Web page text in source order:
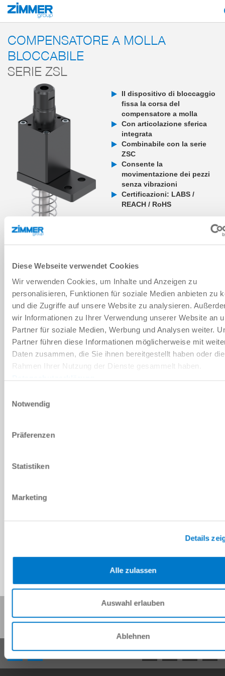
Diese Webseite verwendet Cookies
Wir verwenden Cookies, um Inhalte und Anzeigen zu
personalisieren, Funktionen für soziale Medien anbieten zu
und die Zugriffe auf unsere Website zu analysieren.
wir Informationen zu Ihrer Verwendung unserer Website an
Partner für soziale Medien, Werbung und Analysen weiter.
Partner führen diese Informationen möglicherweise mit
Daten zusammen, die Sie ihnen bereitgestellt haben oder
Rahmen Ihrer Nutzung der Dienste gesammelt haben.
Notwendig
Präferenzen
Statistiken
Marketing
Details
Alle zulassen
Auswahl erlauben
Ablehnen
Inizio Prodotti Smart Cups + Smart
COMPENSATORE A MOLLA
BLOCCABILE
SERIE ZSL
Il dispositivo di bloccaggio
fissa la corsa del
compensatore a molla
Con articolazione sferica
integrata
Combinabile con la serie
ZSC
Consente la
movimentazione dei pezzi
senza vibrazioni
Certificazioni: LABS /
REACH / RoHS
PANORAMICA BENEFICI NEL DETTAGLIO
ZSL03-BJ-L70-18F
G1/8" interna
Condividi questa pagina: